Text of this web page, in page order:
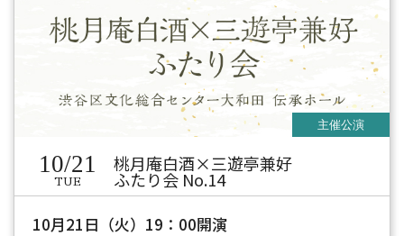
10/21
TUE
桃月庵白酒×三遊亭兼好
ふたり会 No.14
10月21日（火）19：00開演